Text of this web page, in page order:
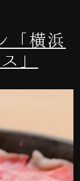
「横浜
」